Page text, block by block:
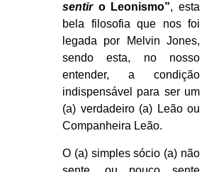
sentiro Leonismo”, esta
bela filosofia que nos foi
legada por Melvin Jones,
sendo esta, no nosso
entender, a condição
indispensável para ser um
(a) verdadeiro (a) Leão ou
Companheira Leão.
O (a) simples sócio (a) não